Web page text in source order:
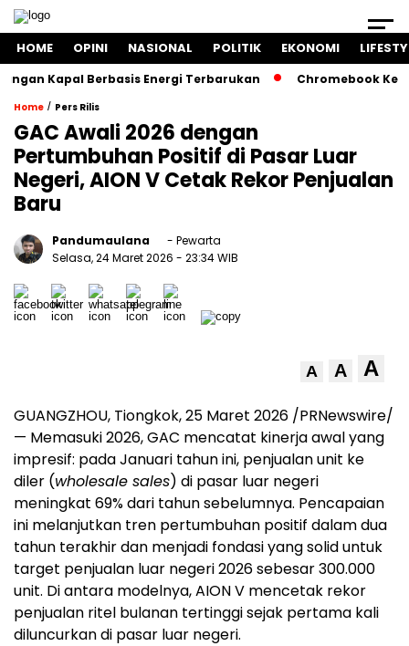
HOME OPINI NASIONAL POLITIK EKONOMI
Kapal Berbasis Energi Terbarukan Chromebook
Home / Pers Rilis
GAC Awali 2026 dengan
Pertumbuhan Positif di Pasar Luar
Negeri, AION V Cetak Rekor Penjualan
Baru
Pandumaulana
- Pewarta
Selasa, 24 Maret 2026 - 23:34 WIB
A A A
GUANGZHOU, Tiongkok,25 Maret 2026 /PRNewswire/
— Memasuki 2026, GAC mencatat kinerja awal yang
impresif: pada Januari tahun ini, penjualan unit ke
diler (wholesale sales) di pasar luar negeri
meningkat 69% dari tahun sebelumnya. Pencapaian
ini melanjutkan tren pertumbuhan positif dalam dua
tahun terakhir dan menjadi fondasi yang solid untuk
target penjualan luar negeri 2026 sebesar 300.000
unit. Di antara modelnya, AION V mencetak rekor
penjualan ritel bulanan tertinggi sejak pertama kali
diluncurkan di pasar luar negeri.